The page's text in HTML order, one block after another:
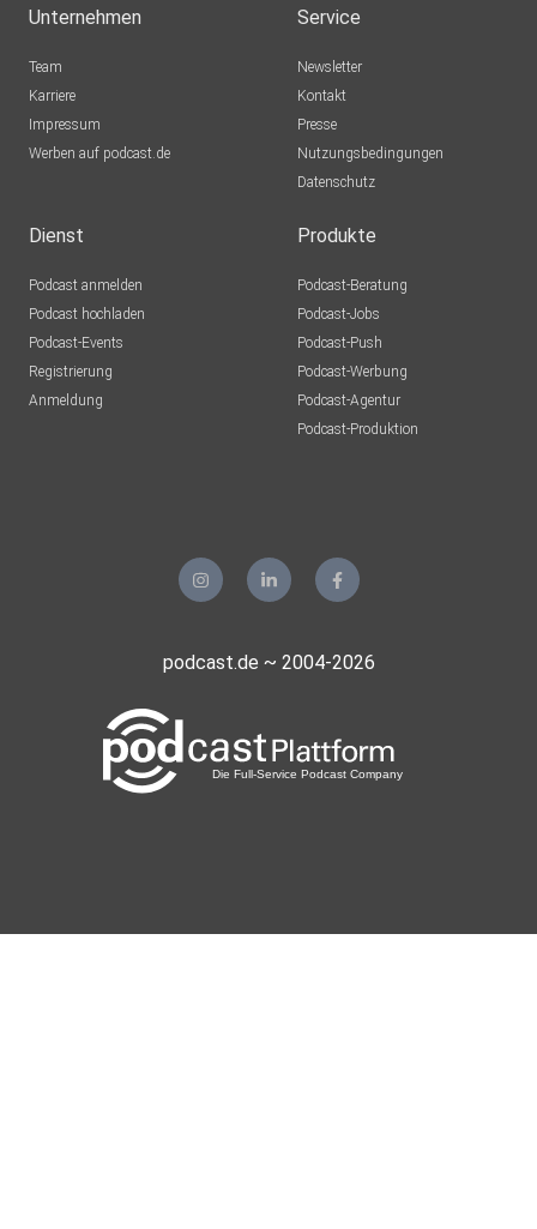
Tipeee: https://de.tipeee.com/apolut
Instagram: https://www.instagram.com/apolut_net
Facebook: https://www.facebook.com/apolut
Twitter: https://twitter.com/apolut_net
Hosted on Acast. See acast.com/privacy for more
Unternehmen
Team
Karriere
Impressum
Werben auf podcast.de
Service
Newsletter
Kontakt
Presse
Nutzungsbedingungen
Datenschutz
Dienst
Podcast anmelden
Podcast hochladen
Podcast-Events
Registrierung
Anmeldung
Produkte
Podcast-Beratung
Podcast-Jobs
Podcast-Push
Podcast-Werbung
Podcast-Agentur
Podcast-Produktion
podcast.de ~ 2004-2026